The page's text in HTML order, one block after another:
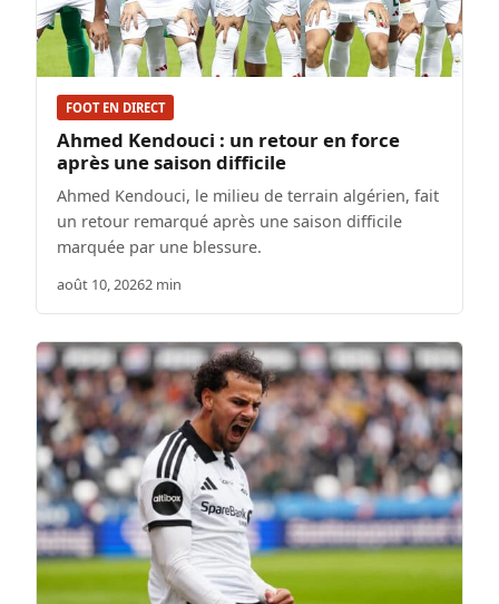
FOOT EN DIRECT
Ahmed Kendouci : un retour en force
après une saison difficile
Ahmed Kendouci, le milieu de terrain algérien, fait
un retour remarqué après une saison difficile
marquée par une blessure.
août 10, 20262 min